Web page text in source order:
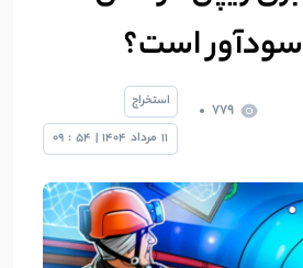
779
استخراج
11 مرداد 1404
|
54
:
09